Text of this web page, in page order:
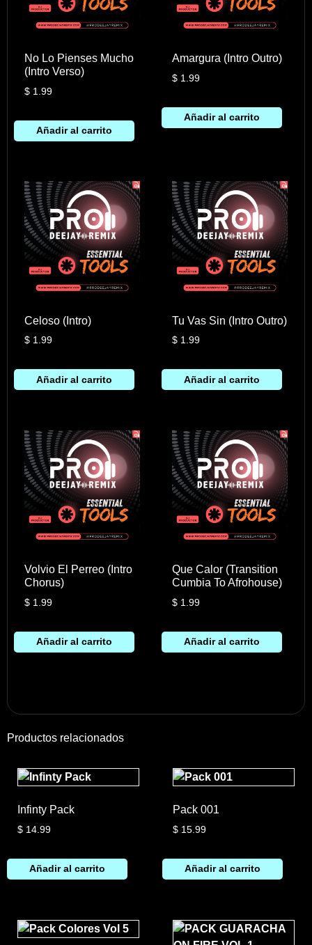
No Lo Pienses Mucho
(Intro Verso)
$1.99
Añadir al carrito
Amargura (Intro Outro)
$ 1.99
Añadir al carrito
Celoso (Intro)
$1.99
Añadir al carrito
Tu Vas Sin (Intro Outro)
$ 1.99
Añadir al carrito
Volvio El Perreo (Intro
Chorus)
$1.99
Añadir al carrito
Que Calor (Transition
Cumbia To Afrohouse)
$ 1.99
Añadir al carrito
Productos relacionados
Infinty Pack
$ 14.99
Añadir al carrito
Pack 001
$15.99
Añadir al carrito